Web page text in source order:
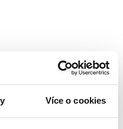
Více o cookies